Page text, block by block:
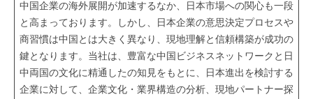
中国企業の海外展開が加速するなか、日本市場への関心も一段
と高まっております。しかし、日本企業の意思決定プロセスや
商習慣は中国とは大きく異なり、現地理解と信頼構築が成功の
鍵となります。当社は、豊富な中国ビジネスネットワークと日
中両国の文化に精通したの知見をもとに、日本進出を検討する
企業に対して、企業文化・業界構造の分析、現地パートナー探